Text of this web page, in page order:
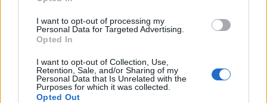
I want to opt-out of processing my
Personal Data for Targeted Advertising.
Opted In
I want to opt-out of Collection, Use,
Retention, Sale, and/or Sharing of my
Personal Data that Is Unrelated with the
Purposes for which it was collected.
Opted Out
MI-fotókat?
Hany Farid amerikai alkalmazott matematikus
és számítógéptudós harminc éve foglalkozik
digitális képek és videók elemzésével és
hitelesítésével. A Berkeley Egyetem